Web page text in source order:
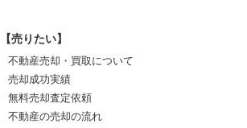
【売りたい】
不動産売却・買取について
売却成功実績
無料売却査定依頼
不動産の売却の流れ